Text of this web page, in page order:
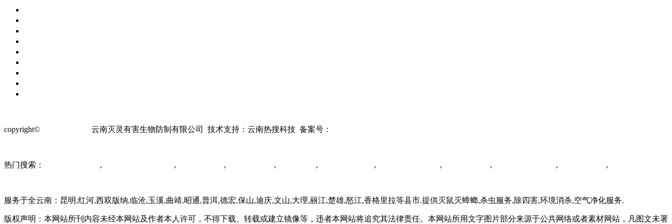
copyright© 云南灭灵有害生物防制有限公司 技术支持：云南热搜科技 备案号：
热门搜索： , , , , , , , , , ,
服务于全云南：昆明,红河,西双版纳,临沧,玉溪,曲靖,昭通,普洱,德宏,保山,迪庆,文山,大理,丽江,楚雄,怒江,香格里拉等县市.提供灭鼠灭蟑螂,杀虫服务,除四害,环境消杀,空气净化服务.
版权声明：本网站所刊内容未经本网站及作者本人许可，不得下载、转载或建立镜像等，违者本网站将追究其法律责任。本网站所用文字图片部分来源于公共网络或者素材网站，凡图文未署